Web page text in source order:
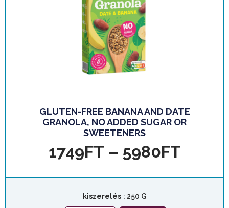
GLUTEN-FREE BANANA AND DATE
GRANOLA, NO ADDED SUGAR OR
SWEETENERS
1749FT – 5980FT
kiszerelés : 250 G